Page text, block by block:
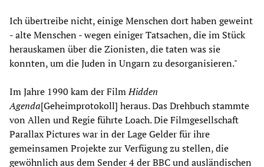
Ich übertreibe nicht, einige Menschen dort haben geweint
- alte Menschen - wegen einiger Tatsachen, die im Stück
herauskamen über die Zionisten, die taten was sie
konnten, um die Juden in Ungarn zu desorganisieren."
Im Jahre 1990 kam der FilmHidden
Agenda[Geheimprotokoll] heraus. Das Drehbuch stammte
von Allen und Regie führte Loach. Die Filmgesellschaft
Parallax Pictures war in der Lage Gelder für ihre
gemeinsamen Projekte zur Verfügung zu stellen, die
gewöhnlich aus dem Sender 4 der BBC und ausländischen